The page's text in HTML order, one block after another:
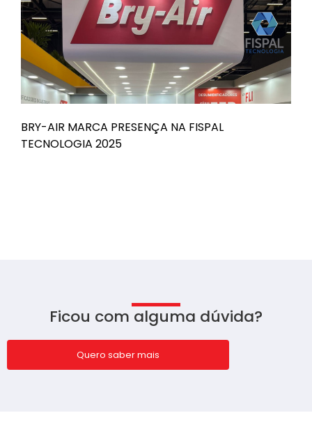
BRY-AIR MARCA PRESENÇA NA FISPAL
TECNOLOGIA 2025
Ficou com alguma dúvida?
Quero saber mais